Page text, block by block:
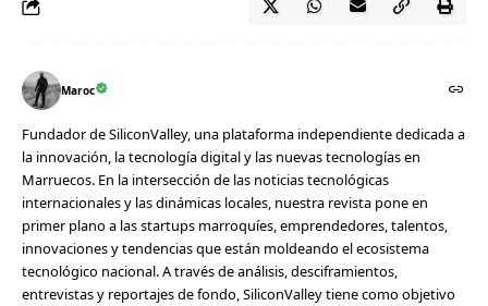
Maroc
Fundador de SiliconValley, una plataforma independiente dedicada a
la innovación, la tecnología digital y las nuevas tecnologías en
Marruecos. En la intersección de las noticias tecnológicas
internacionales y las dinámicas locales, nuestra revista pone en
primer plano a las startups marroquíes, emprendedores, talentos,
innovaciones y tendencias que están moldeando el ecosistema
tecnológico nacional. A través de análisis, desciframientos,
entrevistas y reportajes de fondo, SiliconValley tiene como objetivo